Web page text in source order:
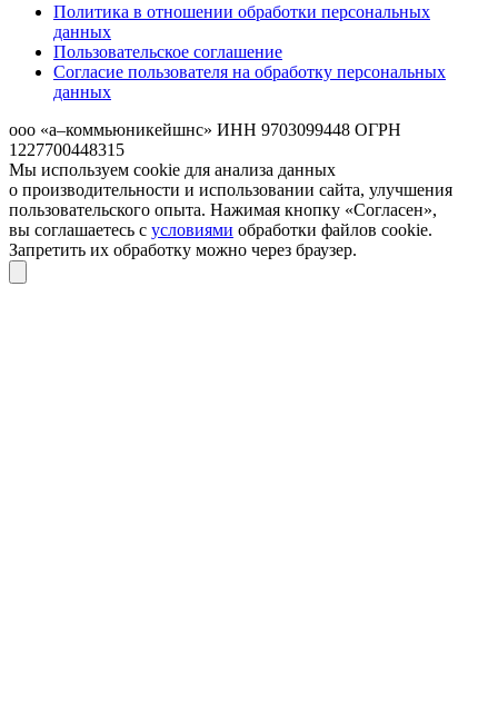
Политика в отношении обработки персональных
данных
Пользовательское соглашение
Согласие пользователя на обработку персональных
данных
ооо «а–коммьюникейшнс» ИНН 9703099448 ОГРН
1227700448315
Мы используем cookie для анализа данных
о производительности и использовании сайта, улучшения
пользовательского опыта. Нажимая кнопку «Согласен»,
вы соглашаетесь с условиями обработки файлов cookie.
Запретить их обработку можно через браузер.